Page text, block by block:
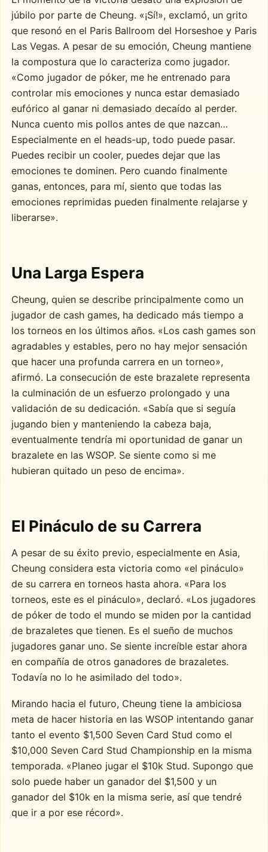
júbilo por parte de Cheung. «¡Sí!», exclamó, un grito
que resonó en el Paris Ballroom del Horseshoe y Paris
Las Vegas. A pesar de su emoción, Cheung mantiene
la compostura que lo caracteriza como jugador.
«Como jugador de póker, me he entrenado para
controlar mis emociones y nunca estar demasiado
eufórico al ganar ni demasiado decaído al perder.
Nunca cuento mis pollos antes de que nazcan…
Especialmente en el heads-up, todo puede pasar.
Puedes recibir un cooler, puedes dejar que las
emociones te dominen. Pero cuando finalmente
ganas, entonces, para mí, siento que todas las
emociones reprimidas pueden finalmente relajarse y
liberarse».
Una Larga Espera
Cheung, quien se describe principalmente como un
jugador de cash games, ha dedicado más tiempo a
los torneos en los últimos años. «Los cash games son
agradables y estables, pero no hay mejor sensación
que hacer una profunda carrera en un torneo»,
afirmó. La consecución de este brazalete representa
la culminación de un esfuerzo prolongado y una
validación de su dedicación. «Sabía que si seguía
jugando bien y manteniendo la cabeza baja,
eventualmente tendría mi oportunidad de ganar un
brazalete en las WSOP. Se siente como si me
hubieran quitado un peso de encima».
El Pináculo de su Carrera
A pesar de su éxito previo, especialmente en Asia,
Cheung considera esta victoria como «el pináculo»
de su carrera en torneos hasta ahora. «Para los
torneos, este es el pináculo», declaró. «Los jugadores
de póker de todo el mundo se miden por la cantidad
de brazaletes que tienen. Es el sueño de muchos
jugadores ganar uno. Se siente increíble estar ahora
en compañía de otros ganadores de brazaletes.
Todavía no lo he asimilado del todo».
Mirando hacia el futuro, Cheung tiene la ambiciosa
meta de hacer historia en las WSOP intentando ganar
tanto el evento $1,500 Seven Card Stud como el
$10,000 Seven Card Stud Championship en la misma
temporada. «Planeo jugar el $10k Stud. Supongo que
solo puede haber un ganador del $1,500 y un
ganador del $10k en la misma serie, así que tendré
que ir a por ese récord».